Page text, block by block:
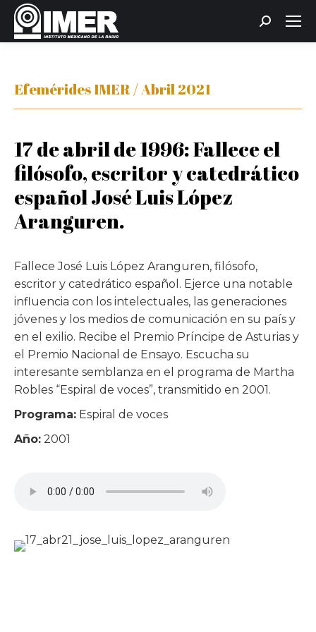
Buscar:
Efemérides IMER / Abril 2021
17 de abril de 1996: Fallece el
filósofo, escritor y catedrático
español José Luis López
Aranguren.
Fallece José Luis López Aranguren, filósofo,
escritor y catedrático español. Ejerce una notable
influencia con los intelectuales, las generaciones
jóvenes y los medios de comunicación en su país y
en el exilio. Recibe el Premio Príncipe de Asturias y
el Premio Nacional de Ensayo. Escucha su
interesante semblanza en el programa de Martha
Robles “Espiral de voces”, transmitido en 2001.
Programa: Espiral de voces
Año: 2001